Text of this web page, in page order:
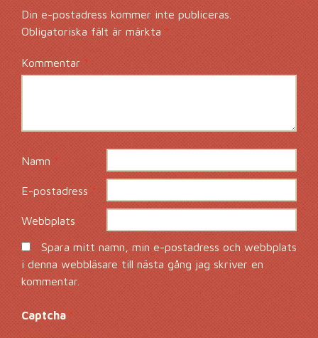
Din e-postadress kommer inte publiceras.
Obligatoriska fält är märkta *
Kommentar*
Namn*
E-postadress*
Webbplats
Spara mitt namn, min e-postadress och webbplats
i denna webbläsare till nästa gång jag skriver en
kommentar.
Captcha*